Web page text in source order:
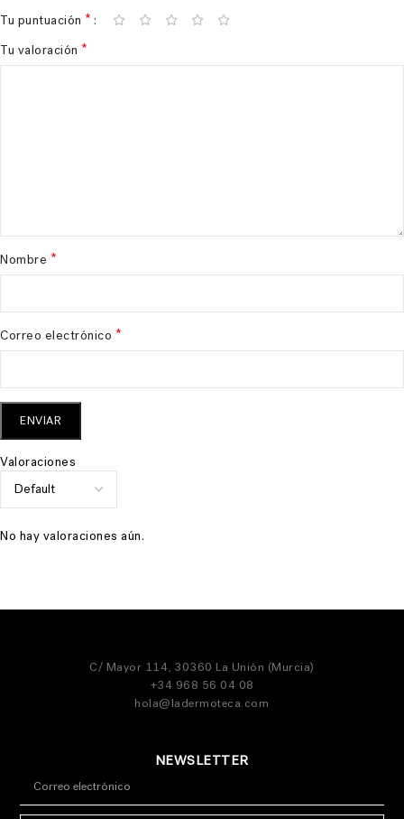
Valoraciones
No hay valoraciones aún.
Tu puntuación *
Tu valoración *
Nombre *
Correo electrónico *
C/ Mayor 114, 30360 La Unión (Murcia)
+34 968 56 04 08
hola@ladermoteca.com
NEWSLETTER